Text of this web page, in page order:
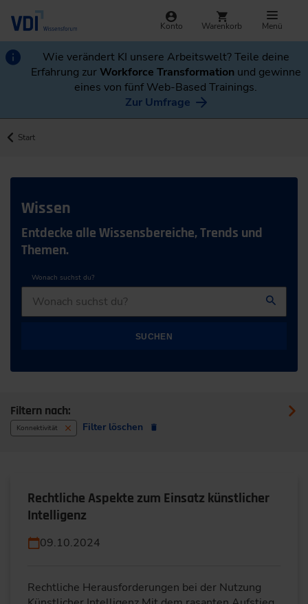
Konto Warenkorb Menü
Wie verändert KI unsere Arbeitswelt? Teile deine
Erfahrung zurWorkforce Transformation und gewinne
eines von fünf Web-Based Trainings.
Zur Umfrage
Start
Wissen
Entdecke alle Wissensbereiche, Trends und
Themen.
Wonach suchst du?
SUCHEN
Filtern nach:
Konnektivität Filter löschen
Rechtliche Aspekte zum Einsatz künstlicher
Intelligenz
09.10.2024
Rechtliche Herausforderungen bei der Nutzung